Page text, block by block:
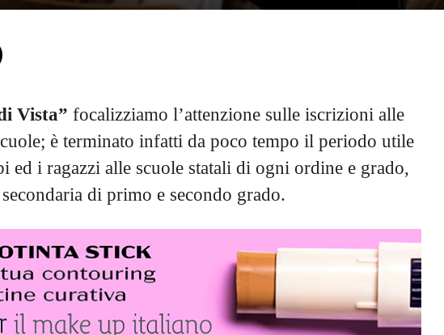
Vista” focalizziamo l’attenzione sulle iscrizioni alle
è terminato infatti da poco tempo il periodo utile
ed i ragazzi alle scuole statali di ogni ordine e grado,
di primo e secondo grado.